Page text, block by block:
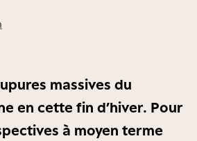
massives du
en cette fin d’hiver. Pour
à moyen terme